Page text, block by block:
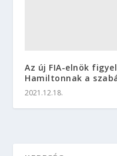
Az új FIA-elnök
Hamiltonnak a
2021.12.18.